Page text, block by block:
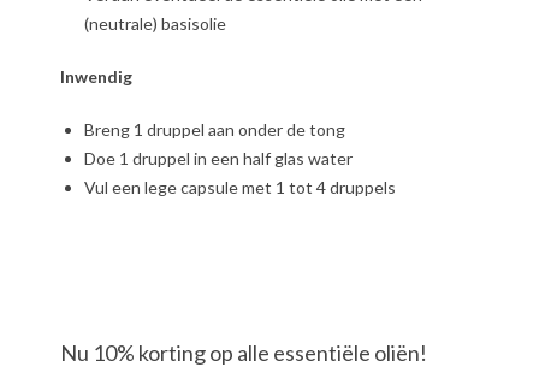
(neutrale) basisolie
Inwendig
Breng 1 druppel aan onder de tong
Doe 1 druppel in een half glas water
Vul een lege capsule met 1 tot 4 druppels
Nu 10% korting op alle essentiële oliën!